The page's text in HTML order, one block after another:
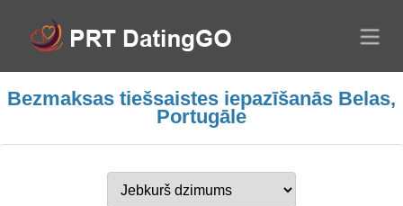
Bezmaksas tiešsaistes iepazīšanās Belas,
Portugāle